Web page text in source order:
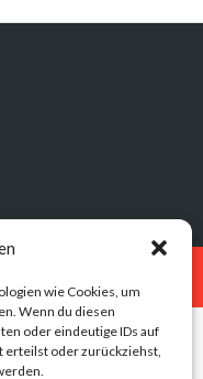
wie Cookies, um
Wenn du diesen
oder eindeutige IDs auf
erteilst oder zurückziehst,